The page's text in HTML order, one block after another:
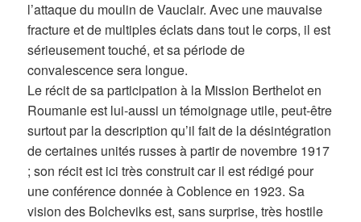
l’attaque du moulin de Vauclair. Avec une mauvaise
fracture et de multiples éclats dans tout le corps, il est
sérieusement touché, et sa période de
convalescence sera longue.
Le récit de sa participation à la Mission Berthelot en
Roumanie est lui-aussi un témoignage utile, peut-être
surtout par la description qu’il fait de la désintégration
de certaines unités russes à partir de novembre 1917
; son récit est ici très construit car il est rédigé pour
une conférence donnée à Coblence en 1923. Sa
vision des Bolcheviks est, sans surprise, très hostile